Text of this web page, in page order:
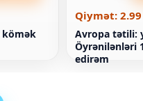
kömək
Qiymət: 2.99
Avropa tətili:
Öyrənilənləri
edirəm